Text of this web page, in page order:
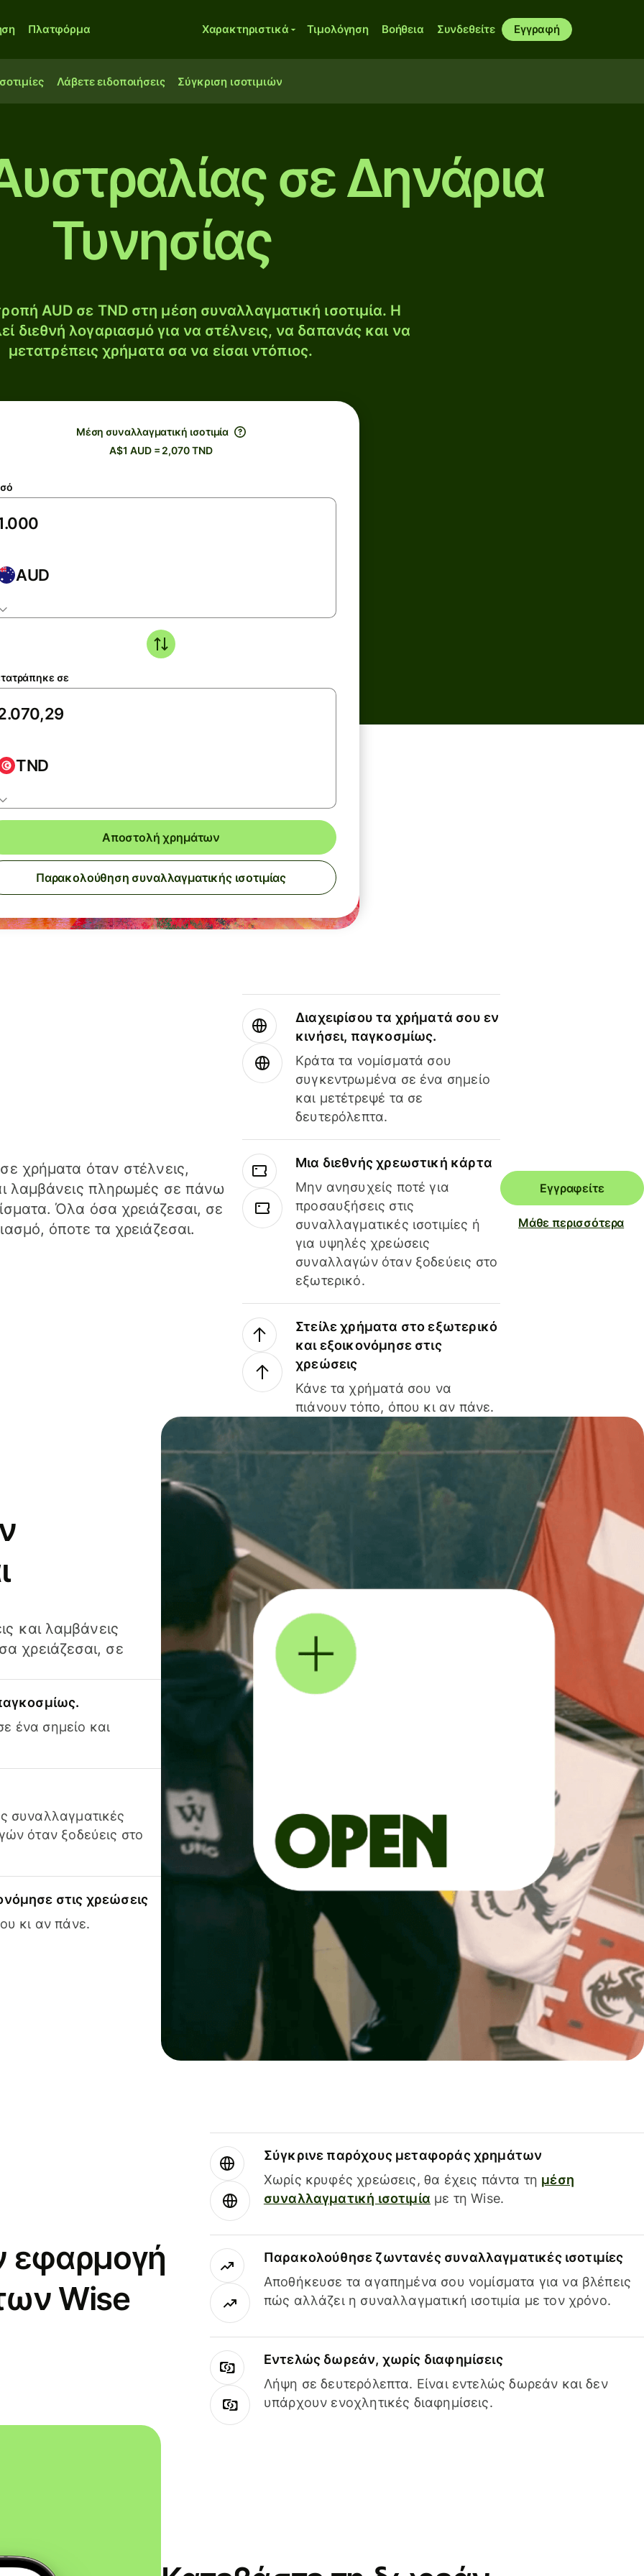
Πλατφόρμα Χαρακτηριστικά Τιμολόγηση Βοήθεια Συνδεθείτε Εγγραφή
Λάβετε ειδοποιήσεις Σύγκριση ισοτιμιών
σε Δηνάρια
Τυνησίας
AUD σε TND στη μέση συναλλαγματική ισοτιμία. Η
διεθνή λογαριασμό για να στέλνεις, να δαπανάς και να
μετατρέπεις χρήματα σα να είσαι ντόπιος.
Μέση συναλλαγματική ισοτιμία
A$1 AUD = 2,070 TND
AUD
σε
TND
Αποστολή χρημάτων
Παρακολούθηση συναλλαγματικής ισοτιμίας
χρήματα όταν στέλνεις,
λαμβάνεις πληρωμές σε πάνω
Όλα όσα χρειάζεσαι, σε
όποτε τα χρειάζεσαι.
Διαχειρίσου τα χρήματά σου εν
κινήσει, παγκοσμίως.
Κράτα τα νομίσματά σου
συγκεντρωμένα σε ένα σημείο
και μετέτρεψέ τα σε
δευτερόλεπτα.
Μια διεθνής χρεωστική κάρτα
Μην ανησυχείς ποτέ για
προσαυξήσεις στις
συναλλαγματικές ισοτιμίες ή
για υψηλές χρεώσεις
συναλλαγών όταν ξοδεύεις στο
εξωτερικό.
Στείλε χρήματα στο εξωτερικό
και εξοικονόμησε στις
χρεώσεις
Κάνε τα χρήματά σου να
πιάνουν τόπο, όπου κι αν πάνε.
Εγγραφείτε
Μάθε περισσότερα
και λαμβάνεις
χρειάζεσαι, σε
ένα σημείο και
συναλλαγματικές
όταν ξοδεύεις στο
στις χρεώσεις
κι αν πάνε.
εφαρμογή
Wise
Σύγκρινε παρόχους μεταφοράς χρημάτων
Χωρίς κρυφές χρεώσεις, θα έχεις πάντα τη μέση
συναλλαγματική ισοτιμία με τη Wise.
Παρακολούθησε ζωντανές συναλλαγματικές ισοτιμίες
Αποθήκευσε τα αγαπημένα σου νομίσματα για να βλέπεις
πώς αλλάζει η συναλλαγματική ισοτιμία με τον χρόνο.
Εντελώς δωρεάν, χωρίς διαφημίσεις
Λήψη σε δευτερόλεπτα. Είναι εντελώς δωρεάν και δεν
υπάρχουν ενοχλητικές διαφημίσεις.